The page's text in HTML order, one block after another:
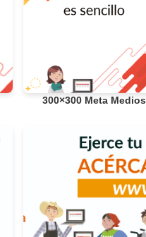
300×300 Meta Medios